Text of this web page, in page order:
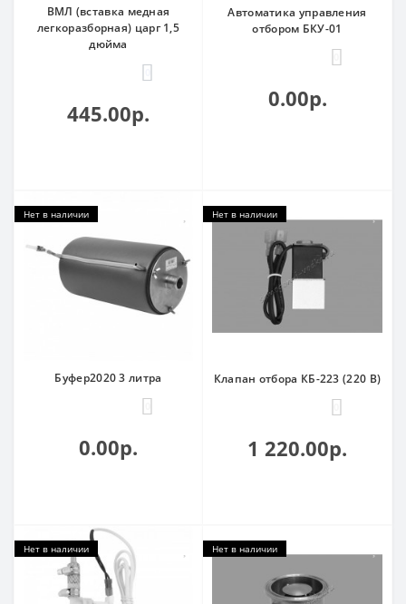
ВМЛ (вставка медная
легкоразборная) царг 1,5
дюйма
445.00р.
Автоматика управления
отбором БКУ-01
0.00р.
Нет в наличии
Буфер2020 3 литра
0.00р.
Нет в наличии
Клапан отбора КБ-223 (220 В)
1 220.00р.
Нет в наличии Нет в наличии